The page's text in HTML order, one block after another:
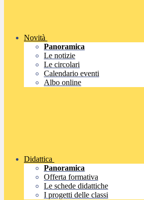
Novità
Panoramica
Le notizie
Le circolari
Calendario eventi
Albo online
Didattica
Panoramica
Offerta formativa
Le schede didattiche
I progetti delle classi